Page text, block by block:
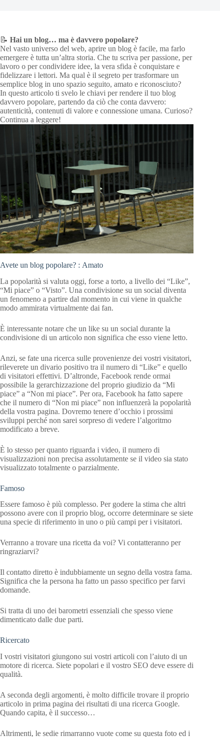
📝 Hai un blog… ma è davvero popolare?
Nel vasto universo del web, aprire un blog è facile, ma farlo
emergere è tutta un’altra storia. Che tu scriva per passione, per
lavoro o per condividere idee, la vera sfida è conquistare e
fidelizzare i lettori. Ma qual è il segreto per trasformare un
semplice blog in uno spazio seguito, amato e riconosciuto?
In questo articolo ti svelo le chiavi per rendere il tuo blog
davvero popolare, partendo da ciò che conta davvero:
autenticità, contenuti di valore e connessione umana. Curioso?
Continua a leggere!
Avete un blog popolare? : Amato
La popolarità si valuta oggi, forse a torto, a livello dei “Like”,
“Mi piace” o “Visto”. Una condivisione su un social diventa
un fenomeno a partire dal momento in cui viene in qualche
modo ammirata virtualmente dai fan.
È interessante notare che un like su un social durante la
condivisione di un articolo non significa che esso viene letto.
Anzi, se fate una ricerca sulle provenienze dei vostri visitatori,
rileverete un divario positivo tra il numero di “Like” e quello
di visitatori effettivi. D’altronde, Facebook rende ormai
possibile la gerarchizzazione del proprio giudizio da “Mi
piace” a “Non mi piace”. Per ora, Facebook ha fatto sapere
che il numero di “Non mi piace” non influenzerà la popolarità
della vostra pagina. Dovremo tenere d’occhio i prossimi
sviluppi perché non sarei sorpreso di vedere l’algoritmo
modificato a breve.
È lo stesso per quanto riguarda i video, il numero di
visualizzazioni non precisa assolutamente se il video sia stato
visualizzato totalmente o parzialmente.
Famoso
Essere famoso è più complesso. Per godere la stima che altri
possono avere con il proprio blog, occorre determinare se siete
una specie di riferimento in uno o più campi per i visitatori.
Verranno a trovare una ricetta da voi? Vi contatteranno per
ringraziarvi?
Il contatto diretto è indubbiamente un segno della vostra fama.
Significa che la persona ha fatto un passo specifico per farvi
domande.
Si tratta di uno dei barometri essenziali che spesso viene
dimenticato dalle due parti.
Ricercato
I vostri visitatori giungono sui vostri articoli con l’aiuto di un
motore di ricerca. Siete popolari e il vostro SEO deve essere di
qualità.
A seconda degli argomenti, è molto difficile trovare il proprio
articolo in prima pagina dei risultati di una ricerca Google.
Quando capita, è il successo…
Altrimenti, le sedie rimarranno vuote come su questa foto ed i